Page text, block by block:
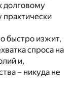
долговому
практически
быстро изжит,
спроса на
и,
– никуда не